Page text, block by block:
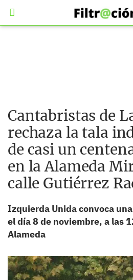
Cantabristas de
rechaza la tala
de casi un
en la Alameda
calle Gutiérrez
Izquierda Unida convoca
el día 8 de noviembre, a las
Alameda